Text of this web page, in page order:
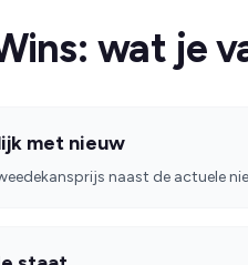
wat je
met nieuw
naast de actuele